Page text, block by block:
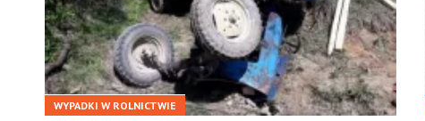
WYPADKI W ROLNICTWIE